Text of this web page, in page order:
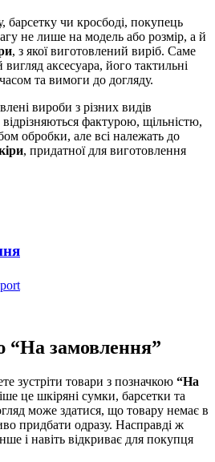
чи кросбоді, покупець
не лише на модель або розмір, а й
, з якої виготовлений виріб. Саме
аксесуара, його тактильні
та вимоги до догляду.
вироби з різних видів
фактурою, щільністю,
обробки, але всі належать до
, придатної для виготовлення
“На замовлення”
зустріти товари з позначкою “На
це шкіряні сумки, барсетки та
може здатися, що товару немає в
придбати одразу. Насправді ж
і навіть відкриває для покупця